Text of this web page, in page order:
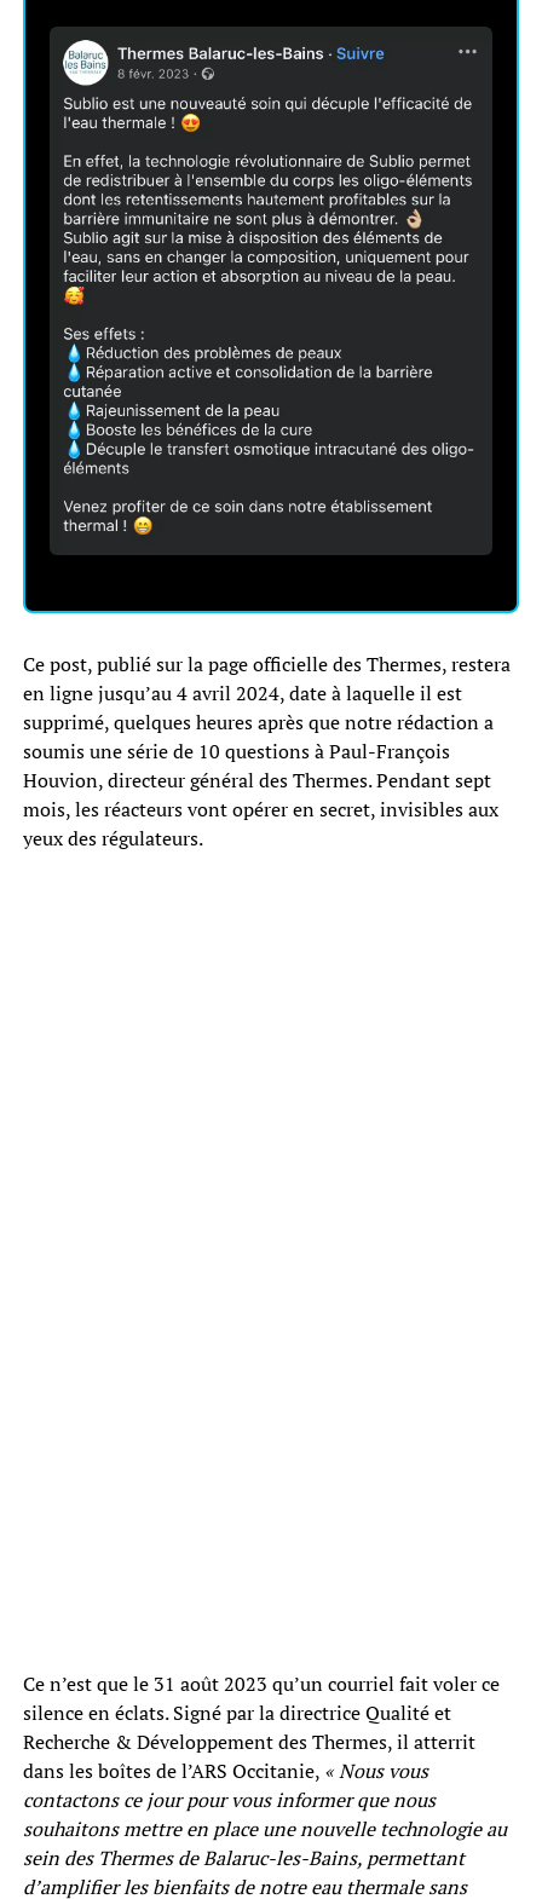
Ce post, publié sur la page officielle des Thermes, restera
en ligne jusqu’au 4 avril 2024, date à laquelle il est
supprimé, quelques heures après que notre rédaction a
soumis une série de 10 questions à Paul-François
Houvion, directeur général des Thermes. Pendant sept
mois, les réacteurs vont opérer en secret, invisibles aux
yeux des régulateurs.
Ce n’est que le 31 août 2023 qu’un courriel fait voler ce
silence en éclats. Signé par la directrice Qualité et
Recherche & Développement des Thermes, il atterrit
dans les boîtes de l’ARS Occitanie, « Nous vous
contactons ce jour pour vous informer que nous
souhaitons mettre en place une nouvelle technologie au
sein des Thermes de Balaruc-les-Bains, permettant
d’amplifier les bienfaits de notre eau thermale sans